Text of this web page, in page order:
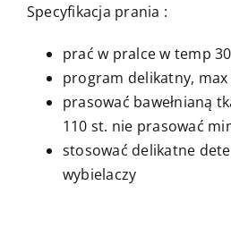
Specyfikacja prania :
prać w pralce w temp
program delikatny,
prasować bawełnianą
110 st. nie prasować
stosować delikatne
wybielaczy